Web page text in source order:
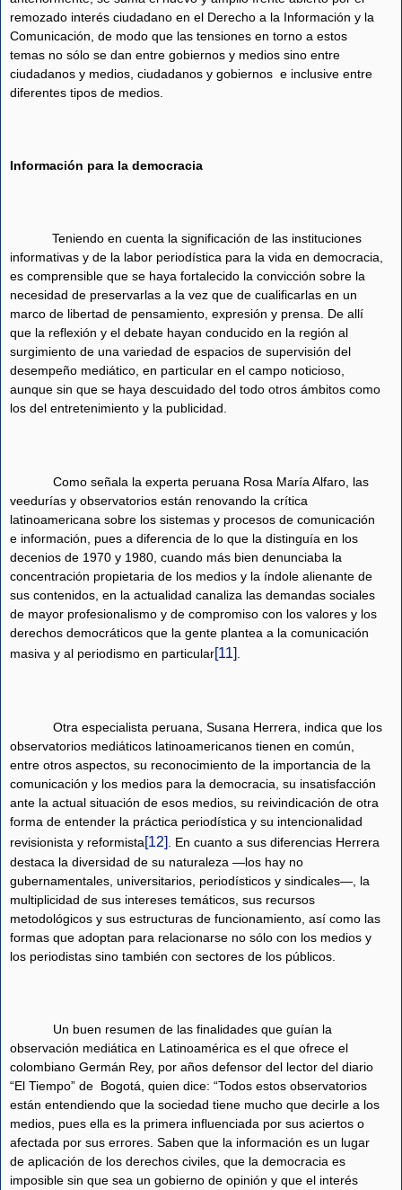
remozado interés ciudadano en el Derecho a la Información y la
Comunicación, de modo que las tensiones en torno a estos
temas no sólo se dan entre gobiernos y medios sino entre
ciudadanos y medios, ciudadanos y gobiernos e inclusive entre
diferentes tipos de medios.
Información para la democracia
Teniendo en cuenta la significación de las instituciones
informativas y de la labor periodística para la vida en democracia,
es comprensible que se haya fortalecido la convicción sobre la
necesidad de preservarlas a la vez que de cualificarlas en un
marco de libertad de pensamiento, expresión y prensa. De allí
que la reflexión y el debate hayan conducido en la región al
surgimiento de una variedad de espacios de supervisión del
desempeño mediático, en particular en el campo noticioso,
aunque sin que se haya descuidado del todo otros ámbitos como
los del entretenimiento y la publicidad.
Como señala la experta peruana Rosa María Alfaro, las
veedurías y observatorios están renovando la crítica
latinoamericana sobre los sistemas y procesos de comunicación
e información, pues a diferencia de lo que la distinguía en los
decenios de 1970 y 1980, cuando más bien denunciaba la
concentración propietaria de los medios y la índole alienante de
sus contenidos, en la actualidad canaliza las demandas sociales
de mayor profesionalismo y de compromiso con los valores y los
derechos democráticos que la gente plantea a la comunicación
masiva y al periodismo en particular[11]
Otra especialista peruana, Susana Herrera, indica que los
observatorios mediáticos latinoamericanos tienen en común,
entre otros aspectos, su reconocimiento de la importancia de la
comunicación y los medios para la democracia, su insatisfacción
ante la actual situación de esos medios, su reivindicación de otra
forma de entender la práctica periodística y su intencionalidad
revisionista y reformista[12]
. En cuanto a sus diferencias Herrera
destaca la diversidad de su naturaleza —los hay no
gubernamentales, universitarios, periodísticos y sindicales—, la
multiplicidad de sus intereses temáticos, sus recursos
metodológicos y sus estructuras de funcionamiento, así como las
formas que adoptan para relacionarse no sólo con los medios y
los periodistas sino también con sectores de los públicos.
Un buen resumen de las finalidades que guían la
observación mediática en Latinoamérica es el que ofrece el
colombiano Germán Rey, por años defensor del lector del diario
“El Tiempo” de Bogotá, quien dice: “Todos estos observatorios
están entendiendo que la sociedad tiene mucho que decirle a los
medios, pues ella es la primera influenciada por sus aciertos o
afectada por sus errores. Saben que la información es un lugar
de aplicación de los derechos civiles, que la democracia es
imposible sin que sea un gobierno de opinión y que el interés